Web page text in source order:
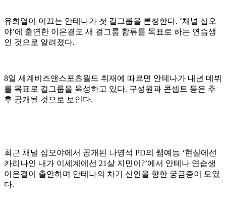
유희열이 이끄는 안테나가 첫 걸그룹을 론칭한다. ‘채널 십오
야’에 출연한 이은결도 새 걸그룹 합류를 목표로 하는 연습생
인 것으로 알려졌다.
8일 세계비즈앤스포츠월드 취재에 따르면 안테나가 내년 데뷔
를 목표로 걸그룹을 육성하고 있다. 구성원과 콘셉트 등은 추
후 공개될 것으로 보인다.
최근 채널 십오야에서 공개된 나영석 PD의 웹예능 ‘현실에선
카리나인 내가 이세계에선 21살 지민이?’에서 안테나 연습생
이은결이 출연하며 안테나의 차기 신인을 향한 궁금증이 모였
다.